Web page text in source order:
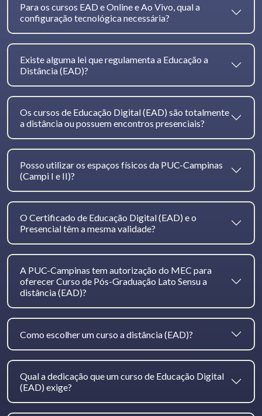
Para os cursos EAD e Online e Ao Vivo, qual a
configuração tecnológica necessária?
Existe alguma lei que regulamenta a Educação a
Distância (EAD)?
Os cursos de Educação Digital (EAD) são totalmente
a distância ou possuem encontros presenciais?
Posso utilizar os espaços físicos da PUC-Campinas
(Campi I e II)?
O Certificado de Educação Digital (EAD) e o
Presencial têm a mesma validade?
A PUC-Campinas tem autorização do MEC para
oferecer Curso de Pós-Graduação Lato Sensu a
distância (EAD)?
Como escolher um curso a distância (EAD)?
Qual a dedicação que um curso de Educação Digital
(EAD) exige?